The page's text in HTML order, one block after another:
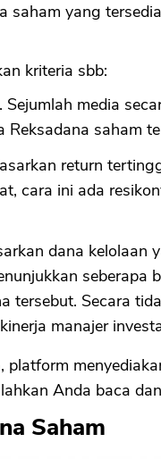
saham yang
kriteria sbb:
Sejumlah media
Reksadana saham
return
cara ini ada
dana kelolaan
seberapa
tersebut. Secara
manajer
platform
Anda baca
Saham